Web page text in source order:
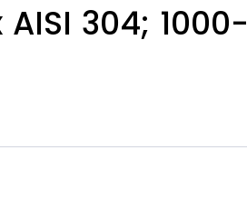
304; 1000-